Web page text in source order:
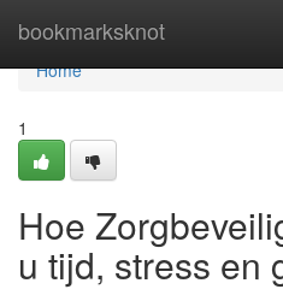
bookmarksknot
Home
Home
1
Hoe
u tijd, stress en